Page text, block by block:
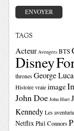
TAGS
Acteur Avengers BTS
Disney
thrones George
Histoire vraie image
John Doe John Hurt
Kennedy Les
NetflixPhil Connors